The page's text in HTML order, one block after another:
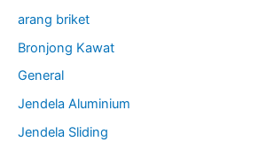
arang briket
Bronjong Kawat
General
Jendela Aluminium
Jendela Sliding